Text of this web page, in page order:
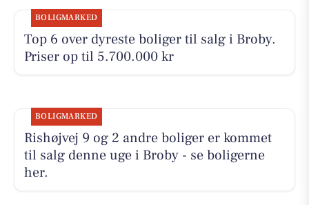
BOLIGMARKED
Top 6 over dyreste boliger til salg i Broby.
Priser op til 5.700.000 kr
BOLIGMARKED
Rishøjvej 9 og 2 andre boliger er kommet
til salg denne uge i Broby - se boligerne
her.